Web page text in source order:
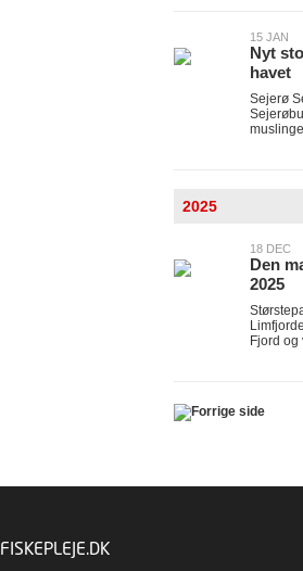
15 JAN
Nyt
havet
Sejerø
2025
18 DEC
Den
2025
Fjord
Forrige side
FISKEPLEJE.DK